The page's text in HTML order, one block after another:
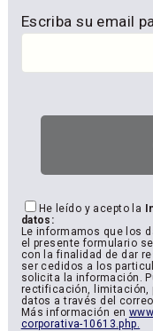
Escriba su email
He leído y acepto la
datos:
Le informamos que los
el presente formulario
con la finalidad de dar
ser cedidos a los
solicita la información.
rectificación, limitación,
datos a través del
Más información en
corporativa-10613.php.